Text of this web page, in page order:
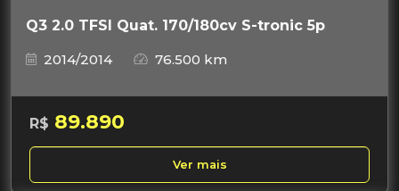
Q3 2.0 TFSI Quat. 170/180cv S-tronic 5p
2014/2014
76.500 km
R$ 89.890
Ver mais